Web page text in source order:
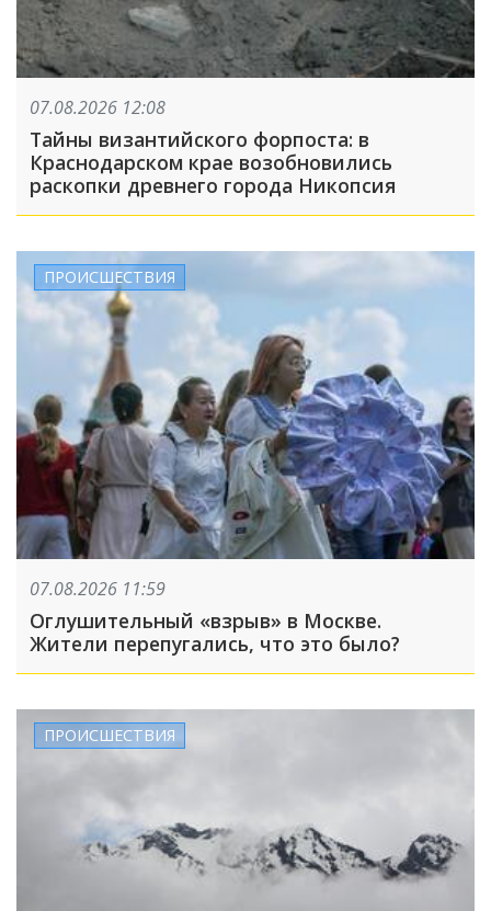
07.08.2026 12:08
Тайны византийского форпоста: в
Краснодарском крае возобновились
раскопки древнего города Никопсия
ПРОИСШЕСТВИЯ
07.08.2026 11:59
Оглушительный «взрыв» в Москве.
Жители перепугались, что это было?
ПРОИСШЕСТВИЯ